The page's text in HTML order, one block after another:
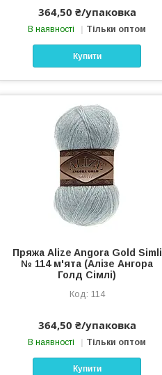
364,50 ₴/упаковка
В наявності Тільки оптом
Купити
Пряжа Alize Angora Gold Simli
№ 114 м'ята (Алізе Ангора
Голд Сімлі)
114
364,50 ₴/упаковка
В наявності Тільки оптом
Купити